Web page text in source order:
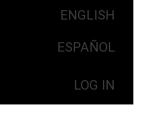
ENGLISH
ESPAÑOL
LOG IN